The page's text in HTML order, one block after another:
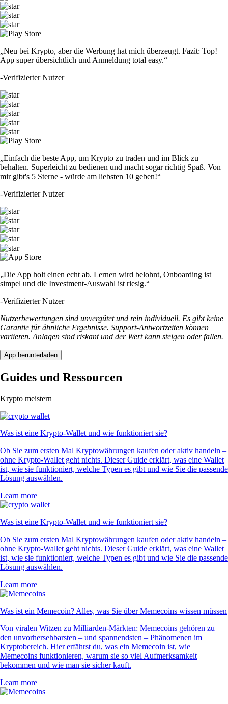
„Neu bei Krypto, aber die Werbung hat mich überzeugt. Fazit: Top!
App super übersichtlich und Anmeldung total easy.“
-Verifizierter Nutzer
„Einfach die beste App, um Krypto zu traden und im Blick zu
behalten. Superleicht zu bedienen und macht sogar richtig Spaß. Von
mir gibt's 5 Sterne - würde am liebsten 10 geben!“
-Verifizierter Nutzer
„Die App holt einen echt ab. Lernen wird belohnt, Onboarding ist
simpel und die Investment-Auswahl ist riesig.“
-Verifizierter Nutzer
Nutzerbewertungen sind unvergütet und rein individuell. Es gibt keine
Garantie für ähnliche Ergebnisse. Support-Antwortzeiten können
variieren. Anlagen sind riskant und der Wert kann steigen oder fallen.
App herunterladen
Guides und Ressourcen
Krypto meistern
Was ist eine Krypto-Wallet und wie funktioniert sie?
Ob Sie zum ersten Mal Kryptowährungen kaufen oder aktiv handeln –
ohne Krypto-Wallet geht nichts. Dieser Guide erklärt, was eine Wallet
ist, wie sie funktioniert, welche Typen es gibt und wie Sie die passende
Lösung auswählen.
Learn more
Was ist eine Krypto-Wallet und wie funktioniert sie?
Ob Sie zum ersten Mal Kryptowährungen kaufen oder aktiv handeln –
ohne Krypto-Wallet geht nichts. Dieser Guide erklärt, was eine Wallet
ist, wie sie funktioniert, welche Typen es gibt und wie Sie die passende
Lösung auswählen.
Learn more
Was ist ein Memecoin? Alles, was Sie über Memecoins wissen müssen
Von viralen Witzen zu Milliarden-Märkten: Memecoins gehören zu
den unvorhersehbarsten – und spannendsten – Phänomenen im
Kryptobereich. Hier erfährst du, was ein Memecoin ist, wie
Memecoins funktionieren, warum sie so viel Aufmerksamkeit
bekommen und wie man sie sicher kauft.
Learn more